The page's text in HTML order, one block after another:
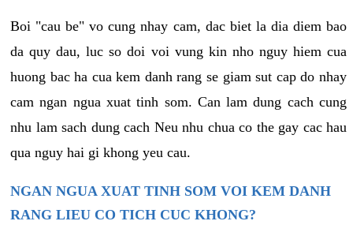
Boi "cau be" vo cung nhay cam, dac biet la dia diem bao
da quy dau, luc so doi voi vung kin nho nguy hiem cua
huong bac ha cua kem danh rang se giam sut cap do nhay
cam ngan ngua xuat tinh som. Can lam dung cach cung
nhu lam sach dung cach Neu nhu chua co the gay cac hau
qua nguy hai gi khong yeu cau.
NGAN NGUA XUAT TINH SOM VOI KEM DANH
RANG LIEU CO TICH CUC KHONG?